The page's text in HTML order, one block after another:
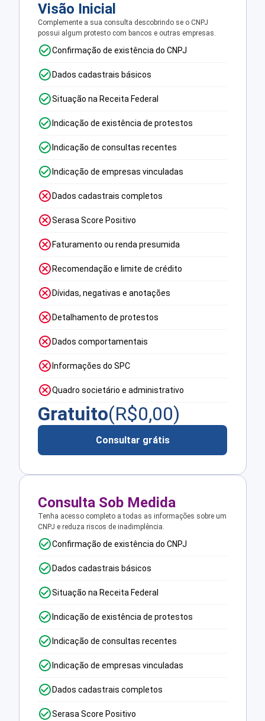
Visão Inicial
Complemente a sua consulta descobrindo se o CNPJ
possui algum protesto com bancos e outras empresas.
Confirmação de existência do CNPJ
Dados cadastrais básicos
Situação na Receita Federal
Indicação de existência de protestos
Indicação de consultas recentes
Indicação de empresas vinculadas
Dados cadastrais completos
Serasa Score Positivo
Faturamento ou renda presumida
Recomendação e limite de crédito
Dívidas, negativas e anotações
Detalhamento de protestos
Dados comportamentais
Informações do SPC
Quadro societário e administrativo
Gratuito(R$0,00)
Consultar grátis
Consulta Sob Medida
Tenha acesso completo a todas as informações sobre um
CNPJ e reduza riscos de inadimplência.
Confirmação de existência do CNPJ
Dados cadastrais básicos
Situação na Receita Federal
Indicação de existência de protestos
Indicação de consultas recentes
Indicação de empresas vinculadas
Dados cadastrais completos
Serasa Score Positivo